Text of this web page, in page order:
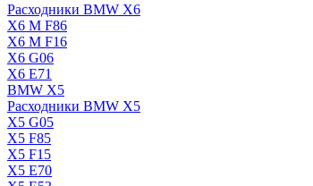
Расходники BMW X6
X6 M F86
X6 M F16
X6 G06
X6 E71
BMW X5
Расходники BMW X5
X5 G05
X5 F85
X5 F15
X5 E70